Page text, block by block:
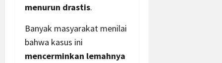
menurun drastis.
Banyak masyarakat menilai
bahwa kasus ini
mencerminkan lemahnya